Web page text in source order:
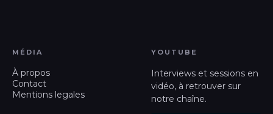
MÉDIA
À propos
Contact
Mentions legales
YOUTUBE
Interviews et sessions en
vidéo, à retrouver sur
notre chaîne.